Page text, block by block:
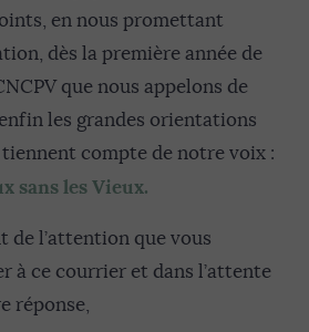
en nous promettant
dès la première année de
que nous appelons de
les grandes orientations
compte de notre voix :
sans les Vieux.
de l’attention que vous
à ce courrier et dans l’attente
réponse,